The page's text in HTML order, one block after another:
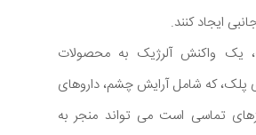
ایجاد کنند.
یک واکنش آلرژیک به محصولات
پلک، که شامل آرایش چشم، داروهای
تماسی است می تواند منجر به